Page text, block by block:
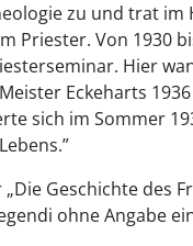
zu und trat
Priester. Von 1930
Hier
Eckeharts
sich im Sommer
Geschichte des
ohne Angabe